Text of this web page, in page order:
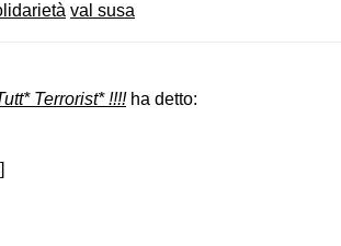
val susa
Terrorist* !!!! ha detto: